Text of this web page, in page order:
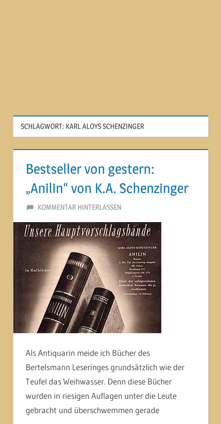
SCHLAGWORT: KARL ALOYS SCHENZINGER
Bestseller von gestern:
„Anilin“ von K.A. Schenzinger
27. MÄRZ 2015
MARTINA BERG
KOMMENTAR HINTERLASSEN
Als Antiquarin meide ich Bücher des
Bertelsmann Leseringes grundsätzlich wie der
Teufel das Weihwasser. Denn diese Bücher
wurden in riesigen Auflagen unter die Leute
gebracht und überschwemmen gerade